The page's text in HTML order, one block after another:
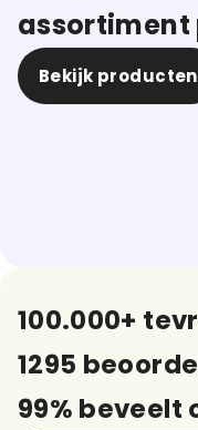
assortiment
Bekijk producten
100.000+
1295
99% beveelt